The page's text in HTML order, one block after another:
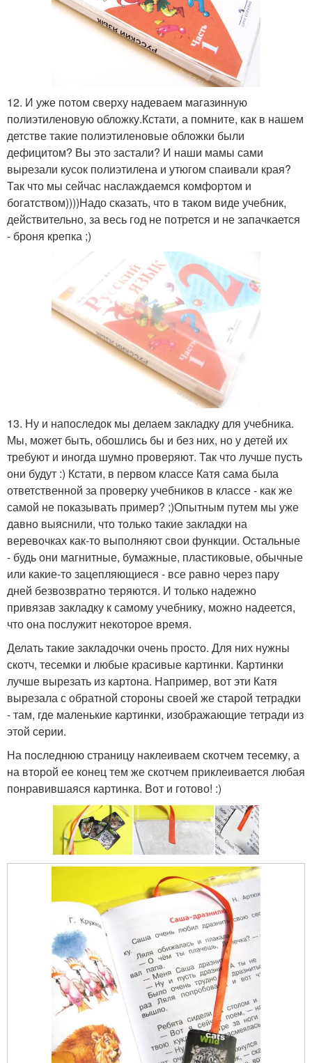
12. И уже потом сверху надеваем магазинную
полиэтиленовую обложку.Кстати, а помните, как в нашем
детстве такие полиэтиленовые обложки были
дефицитом? Вы это застали? И наши мамы сами
вырезали кусок полиэтилена и утюгом спаивали края?
Так что мы сейчас наслаждаемся комфортом и
богатством))))Надо сказать, что в таком виде учебник,
действительно, за весь год не потрется и не запачкается
- броня крепка ;)
13. Ну и напоследок мы делаем закладку для учебника.
Мы, может быть, обошлись бы и без них, но у детей их
требуют и иногда шумно проверяют. Так что лучше пусть
они будут :) Кстати, в первом классе Катя сама была
ответственной за проверку учебников в классе - как же
самой не показывать пример? ;)Опытным путем мы уже
давно выяснили, что только такие закладки на
веревочках как-то выполняют свои функции. Остальные
- будь они магнитные, бумажные, пластиковые, обычные
или какие-то зацепляющиеся - все равно через пару
дней безвозвратно теряются. И только надежно
привязав закладку к самому учебнику, можно надеется,
что она послужит некоторое время.
Делать такие закладочки очень просто. Для них нужны
скотч, тесемки и любые красивые картинки. Картинки
лучше вырезать из картона. Например, вот эти Катя
вырезала с обратной стороны своей же старой тетрадки
- там, где маленькие картинки, изображающие тетради из
этой серии.
На последнюю страницу наклеиваем скотчем тесемку, а
на второй ее конец тем же скотчем приклеивается любая
понравившаяся картинка. Вот и готово! :)